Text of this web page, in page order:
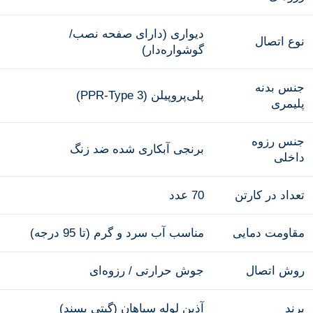
نوع اتصال
دیواری (دارای صفحه نصب/
گوشواره‌دار)
جنس بدنه
پلیمری
پلی‌پروپیلن (PPR-Type 3)
جنس رزوه
داخلی
برنجی آبکاری شده ضد زنگ
تعداد در کارتن 70 عدد
مقاومت دمایی مناسب آب سرد و گرم (تا 95 درجه)
روش اتصال جوش حرارتی / رزوه‌ای
برند آذین لوله سپاهان (گیتی پسند)